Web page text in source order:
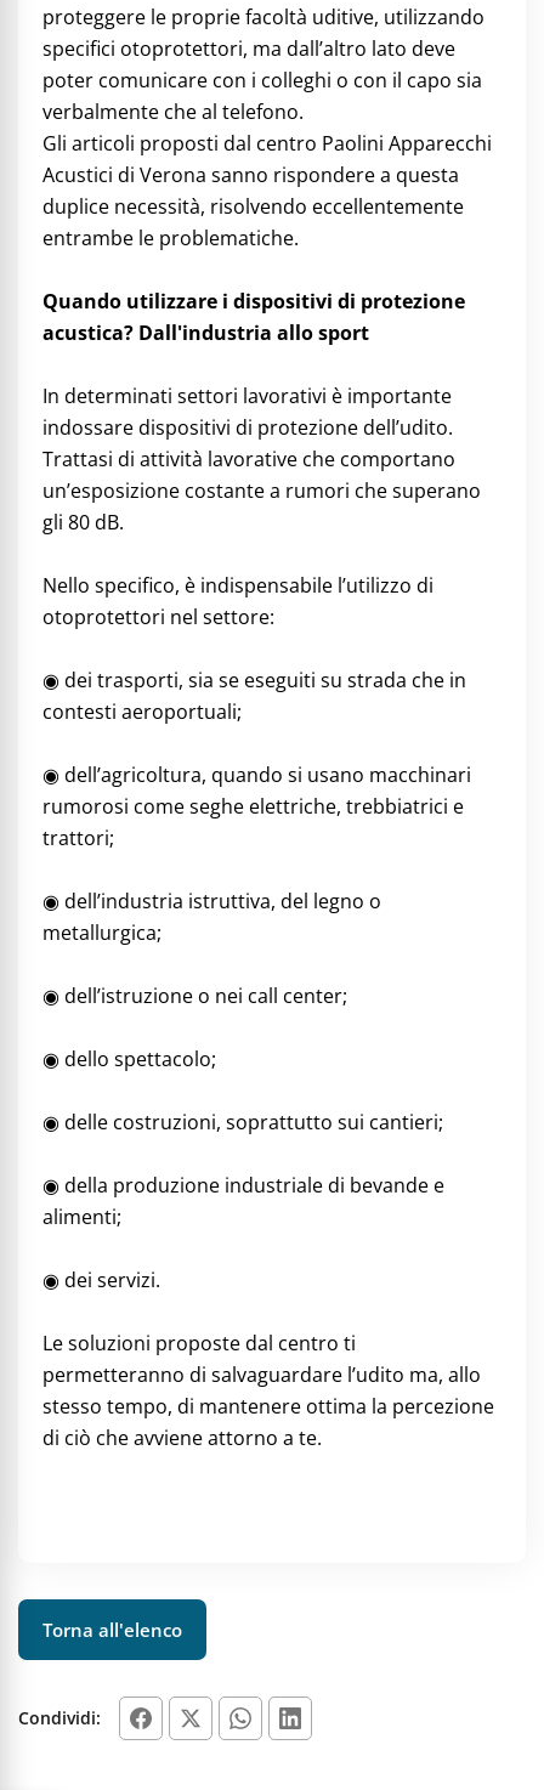
proteggere le proprie facoltà uditive, utilizzando
specifici otoprotettori, ma dall’altro lato deve
poter comunicare con i colleghi o con il capo sia
verbalmente che al telefono.
Gli articoli proposti dal centro Paolini Apparecchi
Acustici di Verona sanno rispondere a questa
duplice necessità, risolvendo eccellentemente
entrambe le problematiche.
Quando utilizzare i dispositivi di protezione
acustica? Dall'industria allo sport
In determinati settori lavorativi è importante
indossare dispositivi di protezione dell’udito.
Trattasi di attività lavorative che comportano
un’esposizione costante a rumori che superano
gli 80 dB.
Nello specifico, è indispensabile l’utilizzo di
otoprotettori nel settore:
◉ dei trasporti, sia se eseguiti su strada che in
contesti aeroportuali;
◉ dell’agricoltura, quando si usano macchinari
rumorosi come seghe elettriche, trebbiatrici e
trattori;
◉ dell’industria istruttiva, del legno o
metallurgica;
◉ dell’istruzione o nei call center;
◉ dello spettacolo;
◉ delle costruzioni, soprattutto sui cantieri;
◉ della produzione industriale di bevande e
alimenti;
◉ dei servizi.
Le soluzioni proposte dal centro ti
permetteranno di salvaguardare l’udito ma, allo
stesso tempo, di mantenere ottima la percezione
di ciò che avviene attorno a te.
Torna all'elenco
Condividi: